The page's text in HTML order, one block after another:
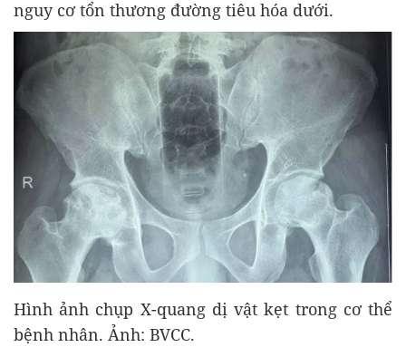
nguy cơ tổn thương đường tiêu hóa dưới.
Hình ảnh chụp X-quang dị vật kẹt trong cơ thể
bệnh nhân. Ảnh: BVCC.